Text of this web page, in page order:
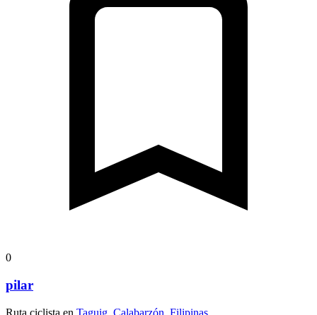
0
pilar
Ruta ciclista en Taguig, Calabarzón, Filipinas